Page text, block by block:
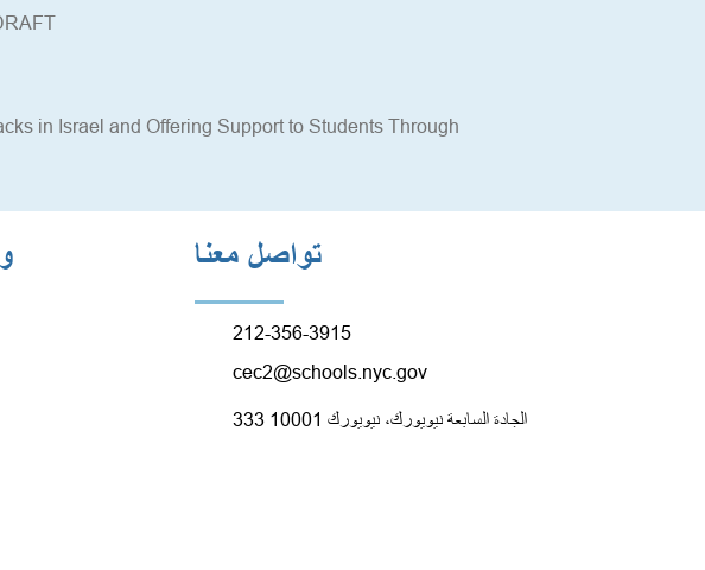
in Israel and Offering Support to Students Through
تواصل معنا
212-356-3915
cec2@schools.nyc.gov
333 الجادة السابعة نيويورك، نيويورك 10001